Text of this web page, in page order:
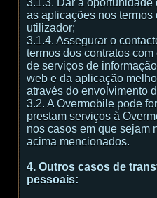
3.1.3. Dar a
as aplicações nos termos
utilizador;
3.1.4. Assegurar o
termos dos contratos
de serviços de
web e da aplicação
através do envolvimento
3.2. A Overmobile pode
prestam serviços à
nos casos em que sejam
acima mencionados.
4. Outros casos de
pessoais: